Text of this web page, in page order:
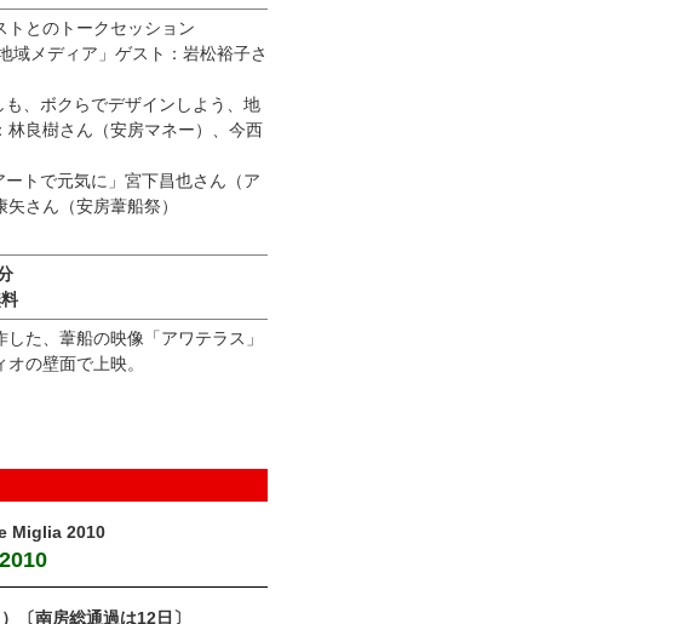
とのトークセッション
域メディア」ゲスト：岩松裕子さ
、ボクらでデザインしよう、地
良樹さん（安房マネー）、今西
トで元気に」宮下昌也さん（ア
さん（安房葦船祭）
た、葦船の映像「アワテラス」
の壁面で上映。
Miglia 2010
〔南房総通過は12日〕